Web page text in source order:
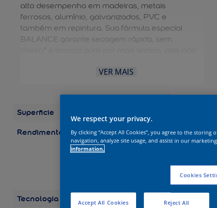
alto desempenho em madeiras, metais
ferrosos, alumínio, galvanizados, PVC e
também em repintura. Sua fórmula especial
BALANCE garante secagem rápida, sem
diluição e limpeza das ferramentas são feitas
tornando o processo mais fácil. É uma solução
INTERNA. Possui durabilidade de 10 anos.
VER MAIS
Superficie
Rendimento
Embalagens/Rendimento
(por demão) Galão 3,6 L:
até 19 m2 Quarto 0,8 L:
Tecnologia Balance
We respect your privacy.
By clicking “Accept All Cookies”, you agree to the
navigation, analyze site usage, and assist in our
information.
Cookies
Reject All
Accept All Cookies